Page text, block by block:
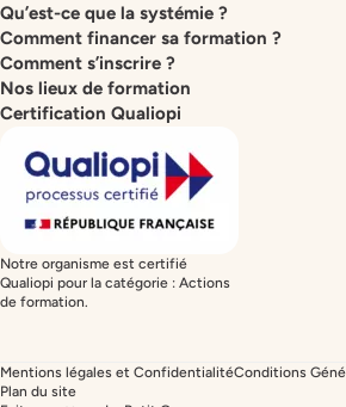
Qu’est-ce que la systémie ?
Comment financer sa formation ?
Comment s’inscrire ?
Nos lieux de formation
Certification Qualiopi
Notre organisme est certifié
Qualiopi pour la catégorie : Actions
de formation.
Mentions légales et ConfidentialitéConditions
Plan du site